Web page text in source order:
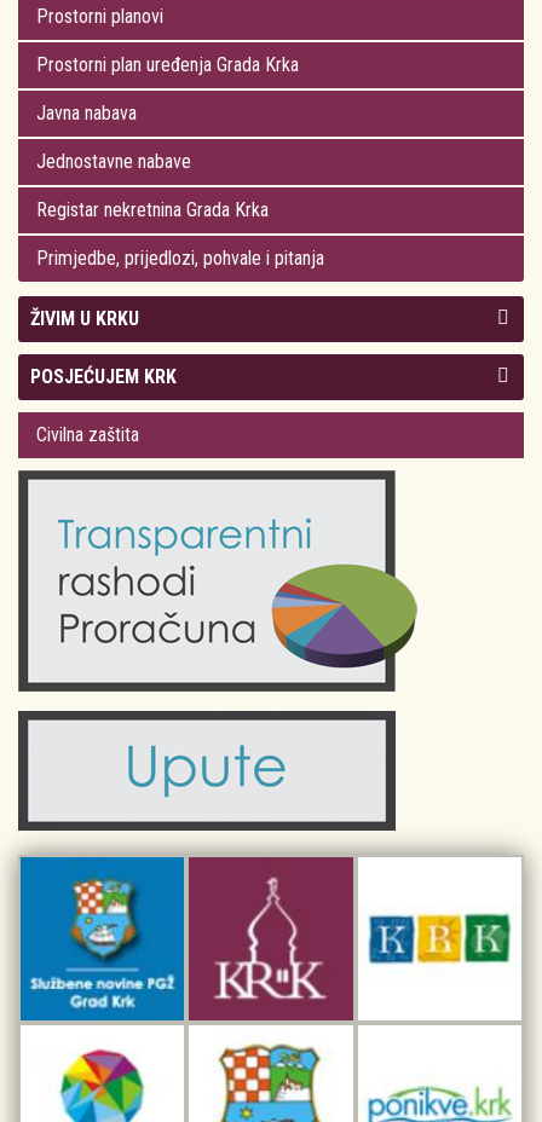
Prostorni planovi
Prostorni plan uređenja Grada Krka
Javna nabava
Jednostavne nabave
Registar nekretnina Grada Krka
Primjedbe, prijedlozi, pohvale i pitanja
ŽIVIM U KRKU
Kolegij gradonačelnika
Gradsko vijeće
Odluke Grada Krka (Službene novine PGŽ)
Obrazovanje
Komunalne usluge
Civilni sektor (arhiva udruga)
Sport i rekreacija
POSJEĆUJEM KRK
Plan Grada Krka
Krk 360° VR panorama
Krk uživo
Fotogalerije
Kalendar događanja
Turistička zajednica otoka Krka
Kulturno-turistička ruta Putovima Frankopana
Dar iz Krka
Interpretacijski centar pomorske baštine
Civilna zaštita